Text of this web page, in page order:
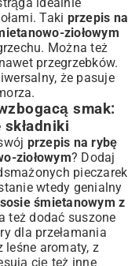
Taki przepis na
ziołowym
Można też
przegrzebków.
że pasuje
smak:
przepis na rybę
ziołowym? Dodaj
pieczarek
wtedy genialny
śmietanowym z
też dodać suszone
dla przełamania
aromaty, z
cię też inne